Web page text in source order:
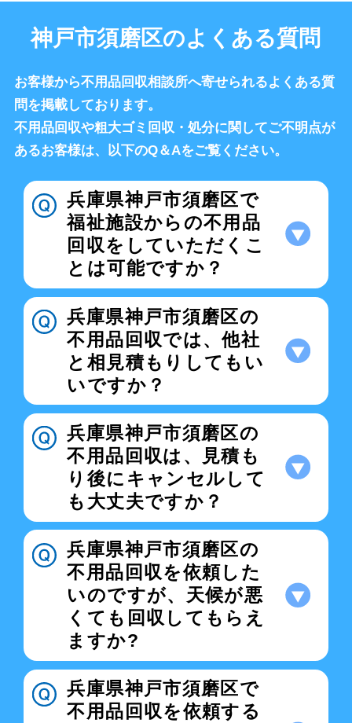
神戸市須磨区のよくある質問
お客様から不用品回収相談所へ寄せられるよくある質
問を掲載しております。
不用品回収や粗大ゴミ回収・処分に関してご不明点が
あるお客様は、以下のQ＆Aをご覧ください。
兵庫県神戸市須磨区で
福祉施設からの不用品
回収をしていただくこ
とは可能ですか？
兵庫県神戸市須磨区の
不用品回収では、他社
と相見積もりしてもい
いですか？
兵庫県神戸市須磨区の
不用品回収は、見積も
り後にキャンセルして
も大丈夫ですか？
兵庫県神戸市須磨区の
不用品回収を依頼した
いのですが、天候が悪
くても回収してもらえ
ますか?
兵庫県神戸市須磨区で
不用品回収を依頼する